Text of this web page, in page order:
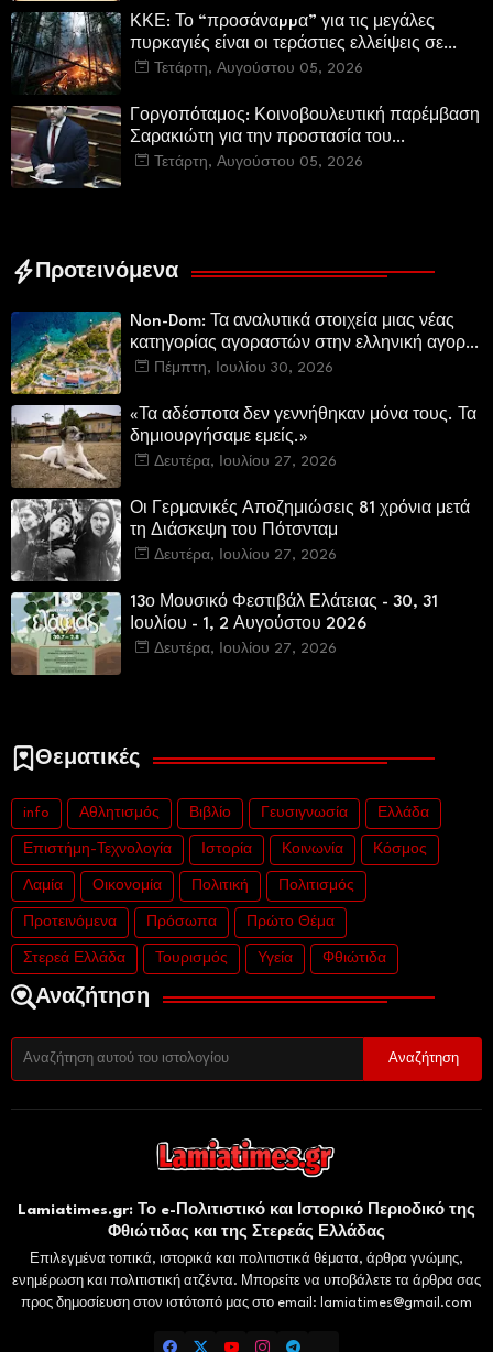
ΚΚΕ: Το “προσάναµµα” για τις μεγάλες
πυρκαγιές είναι οι τεράστιες ελλείψεις σε
µέσα και προσωπικό στην Πυροσβεστική και
Τετάρτη, Αυγούστου 05, 2026
Γοργοπόταμος: Κοινοβουλευτική παρέμβαση
Σαρακιώτη για την προστασία του
εμβληματικού φυσικού και ιστορικού
Τετάρτη, Αυγούστου 05, 2026
Προτεινόμενα
Non-Dom: Τα αναλυτικά στοιχεία μιας νέας
κατηγορίας αγοραστών στην ελληνική αγορά
πολυτελών κατοικιών
Πέμπτη, Ιουλίου 30, 2026
«Τα αδέσποτα δεν γεννήθηκαν μόνα τους. Τα
δημιουργήσαμε εμείς.»
Δευτέρα, Ιουλίου 27, 2026
Οι Γερμανικές Αποζημιώσεις 81 χρόνια μετά
τη Διάσκεψη του Πότσνταμ
Δευτέρα, Ιουλίου 27, 2026
13ο Μουσικό Φεστιβάλ Ελάτειας - 30, 31
Ιουλίου - 1, 2 Αυγούστου 2026
Δευτέρα, Ιουλίου 27, 2026
Θεματικές
info Αθλητισμός Βιβλίο Γευσιγνωσία Ελλάδα
Επιστήμη-Τεχνολογία Ιστορία Κοινωνία Κόσμος
Λαμία Οικονομία Πολιτική Πολιτισμός
Προτεινόμενα Πρόσωπα Πρώτο Θέμα
Στερεά Ελλάδα Τουρισμός Υγεία Φθιώτιδα
Αναζήτηση
Lamiatimes.gr: Το e-Πολιτιστικό και Ιστορικό Περιοδικό της
Φθιώτιδας και της Στερεάς Ελλάδας
Επιλεγμένα τοπικά, ιστορικά και πολιτιστικά θέματα, άρθρα γνώμης,
ενημέρωση και πολιτιστική ατζέντα. Μπορείτε να υποβάλετε τα άρθρα σας
προς δημοσίευση στον ιστότοπό μας στο email: lamiatimes@gmail.com